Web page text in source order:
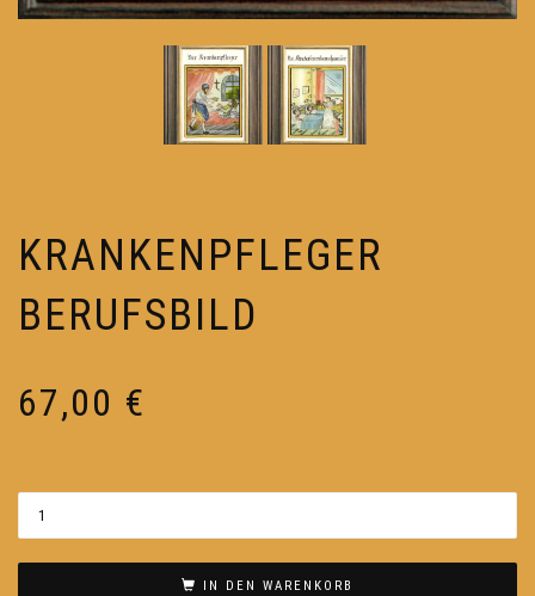
KRANKENPFLEGER
BERUFSBILD
67,00 €
IN DEN WARENKORB